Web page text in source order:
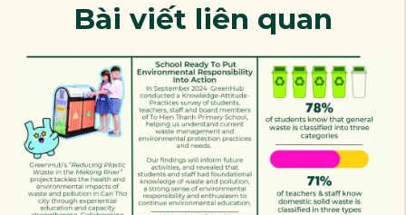
Bài viết liên quan